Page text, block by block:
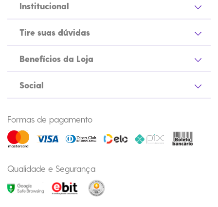
Institucional
Tire suas dúvidas
Benefícios da Loja
Social
Formas de pagamento
Qualidade e Segurança